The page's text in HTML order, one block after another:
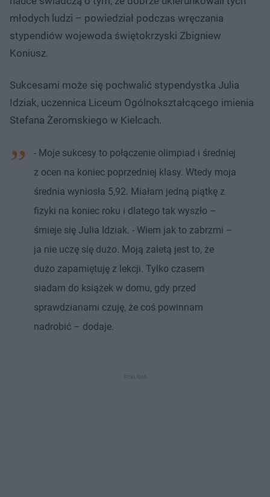
młodych ludzi – powiedział podczas wręczania
stypendiów wojewoda świętokrzyski Zbigniew
Koniusz.
Sukcesami może się pochwalić stypendystka Julia
Idziak, uczennica Liceum Ogólnokształcącego imienia
Stefana Żeromskiego w Kielcach.
- Moje sukcesy to połączenie olimpiad i średniej
z ocen na koniec poprzedniej klasy. Wtedy moja
średnia wyniosła 5,92. Miałam jedną piątkę z
fizyki na koniec roku i dlatego tak wyszło –
śmieje się Julia Idziak. - Wiem jak to zabrzmi –
ja nie uczę się dużo. Moją zaletą jest to, że
dużo zapamiętuję z lekcji. Tylko czasem
siadam do książek w domu, gdy przed
sprawdzianami czuję, że coś powinnam
nadrobić – dodaje.